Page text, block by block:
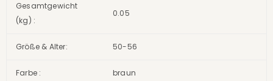
Gesamtgewicht
(kg) :
0.05
Größe & Alter: 50-56
Farbe : braun